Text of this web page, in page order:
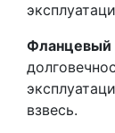
Фланцевый
взвесь.